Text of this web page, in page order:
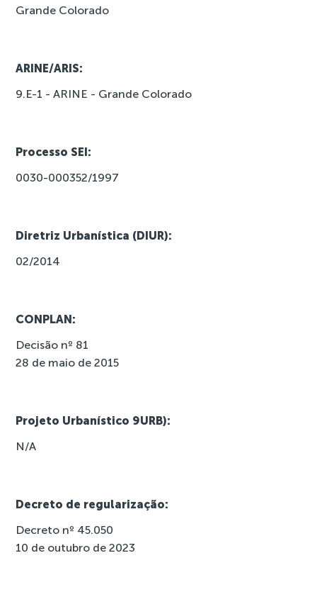
Grande Colorado
ARINE/ARIS:
9.E-1 - ARINE - Grande Colorado
Processo SEI:
0030-000352/1997
Diretriz Urbanística (DIUR):
02/2014
CONPLAN:
Decisão nº 81
28 de maio de 2015
Projeto Urbanístico 9URB):
N/A
Decreto de regularização:
Decreto nº 45.050
10 de outubro de 2023